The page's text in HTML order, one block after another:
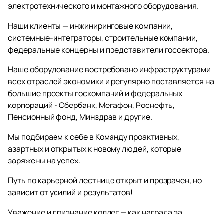
электротехнического и монтажного оборудования.
Наши клиенты — инжиниринговые компании,
системные-интеграторы, строительные компании,
федеральные концерны и представители госсектора.
Наше оборудование востребовано инфраструктурами
всех отраслей экономики и регулярно поставляется на
большие проекты госкомпаний и федеральных
корпораций - Сбербанк, Мегафон, Роснефть,
Пенсионный фонд, Минздрав и другие.
Мы подбираем к себе в Команду проактивных,
азартных и открытых к новому людей, которые
заряжены на успех.
Путь по карьерной лестнице открыт и прозрачен, но
зависит от усилий и результатов!